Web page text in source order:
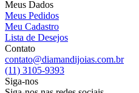
Meus Dados
Meus Pedidos
Meu Cadastro
Lista de Desejos
Contato
contato@diamandijoias.com.br
(11) 3105-9393
Siga-nos